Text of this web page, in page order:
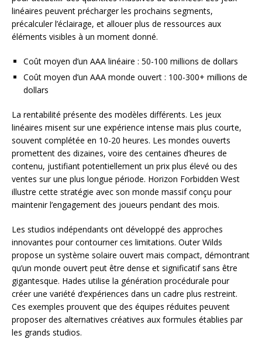
linéaires peuvent précharger les prochains segments,
précalculer l’éclairage, et allouer plus de ressources aux
éléments visibles à un moment donné.
Coût moyen d’un AAA linéaire : 50-100 millions de dollars
Coût moyen d’un AAA monde ouvert : 100-300+ millions de
dollars
La rentabilité présente des modèles différents. Les jeux
linéaires misent sur une expérience intense mais plus courte,
souvent complétée en 10-20 heures. Les mondes ouverts
promettent des dizaines, voire des centaines d’heures de
contenu, justifiant potentiellement un prix plus élevé ou des
ventes sur une plus longue période. Horizon Forbidden West
illustre cette stratégie avec son monde massif conçu pour
maintenir l’engagement des joueurs pendant des mois.
Les studios indépendants ont développé des approches
innovantes pour contourner ces limitations. Outer Wilds
propose un système solaire ouvert mais compact, démontrant
qu’un monde ouvert peut être dense et significatif sans être
gigantesque. Hades utilise la génération procédurale pour
créer une variété d’expériences dans un cadre plus restreint.
Ces exemples prouvent que des équipes réduites peuvent
proposer des alternatives créatives aux formules établies par
les grands studios.